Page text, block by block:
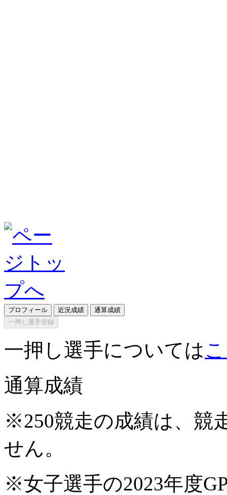
プロフィール 近況成績
通算成績
一押し選手登録
一押し選手については
通算成績
※250競走の成績は、競
せん。
※女子選手の2023年度